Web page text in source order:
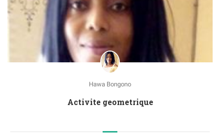
Hawa Bongono
Activite geometrique